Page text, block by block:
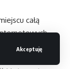
Akceptuję
całą
i odkryjemy